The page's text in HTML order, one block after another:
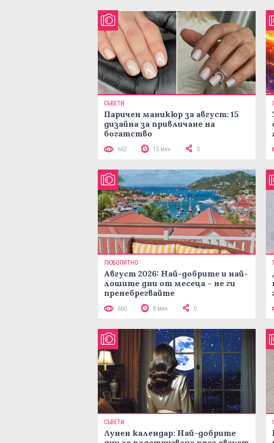
СЪВЕТИ
Паричен маникюр за август: 15
дизайна за привличане на
богатство
662 15 мин 0
ЛЮБОПИТНО
Август 2026: Най-добрите и най-
лошите дни от месеца – не ги
пренебрегвайте
660 8 мин 0
СЪВЕТИ
Лунен календар: Най-добрите